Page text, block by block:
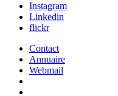
Instagram
Linkedin
flickr
Contact
Annuaire
Webmail